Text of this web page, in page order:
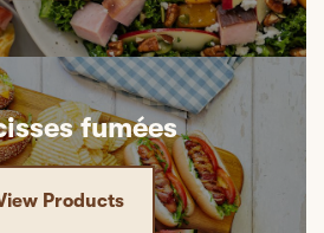
fumées
Products